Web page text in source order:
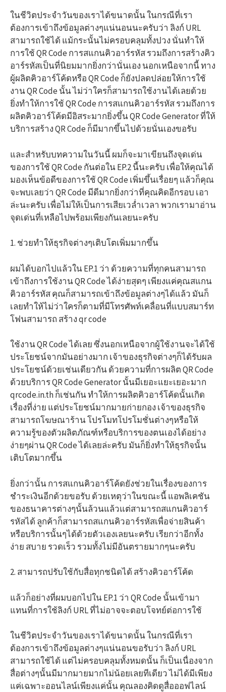
ในชีวิตประจำวันของเราได้ขนาดนั้น ในกรณีที่เรา
ต้องการเข้าถึงข้อมูลต่างๆแน่นอนนะครับว่า ลิงก์ URL
สามารถใช้ได้ แม้กระนั้นไม่ครอบคลุมทั้งปวง นั่นทำให้
การใช้ QR Code การสแกนคิวอาร์รหัส รวมถึงการสร้างคิว
อาร์รหัสเป็นที่นิยมมากยิ่งกว่านั่นเอง นอกเหนือจากนี้ ทาง
ผู้ผลิตคิวอาร์โค้ดหรือ QR Code ก็ยังปลดปล่อยให้การใช้
งาน QR Code นั้น ไม่ว่าใครก็สามารถใช้งานได้เลยด้วย
ยิ่งทำให้การใช้ QR Code การสแกนคิวอาร์รหัส รวมถึงการ
ผลิตคิวอาร์โค้ดมีอิสระมากยิ่งขึ้น QR Code Generator ที่ให้
บริการสร้าง QR Code ก็มีมากขึ้นไปด้วยนั่นเองขอรับ
และสำหรับบทความในวันนี้ ผมก็จะมาเขียนถึงจุดเด่น
ของการใช้ QR Code กันต่อใน EP.2 นี้นะครับ เพื่อให้คุณได้
มองเห็นข้อดีของการใช้ QR Code เพิ่มขึ้นเรื่อยๆ แล้วก็คุณ
จะพบเลยว่า QR Code มีดีมากยิ่งกว่าที่คุณคิดอีกรอบ เอา
ล่ะนะครับ เพื่อไม่ให้เป็นการเสียเวล่ำเวลา พวกเรามาอ่าน
จุดเด่นที่เหลือไปพร้อมเพียงกันเลยนะครับ
1. ช่วยทำให้ธุรกิจต่างๆเติบโตเพิ่มมากขึ้น
ผมได้บอกไปแล้วใน EP.1 ว่า ด้วยความที่ทุกคนสามารถ
เข้าถึงการใช้งาน QR Code ได้ง่ายสุดๆ เพียงแค่คุณสแกน
คิวอาร์รหัส คุณก็สามารถเข้าถึงข้อมูลต่างๆได้แล้ว มันก็
เลยทำให้ไม่ว่าใครก็ตามที่มีโทรศัพท์เคลื่อนที่แบบสมาร์ท
โฟนสามารถ สร้าง qr code
ใช้งาน QR Code ได้เลย ซึ่งนอกเหนือจากผู้ใช้งานจะได้ใช้
ประโยชน์จากมันอย่างมาก เจ้าของธุรกิจต่างๆก็ได้รับผล
ประโยชน์ด้วยเช่นเดียวกัน ด้วยความที่การผลิต QR Code
ด้วยบริการ QR Code Generator นั้นมีเยอะแยะเยอะมาก
qrcode.in.th ก็เช่นกัน ทำให้การผลิตคิวอาร์โค้ดนั้นเกิด
เรื่องที่ง่าย แต่ประโยชน์มากมายก่ายกอง เจ้าของธุรกิจ
สามารถโฆษณาร้าน โปรโมทโปรโมชั่นต่างๆหรือให้
ความรู้ของตัวผลิตภัณฑ์หรือบริการของตนเองได้อย่าง
ง่ายๆผ่าน QR Code ได้เลยล่ะครับ มันก็ยิ่งทำให้ธุรกิจนั้น
เติบโตมากขึ้น
ยิ่งกว่านั้น การสแกนคิวอาร์โค้ดยังช่วยในเรื่องของการ
ชำระเงินอีกด้วยขอรับ ด้วยเหตุว่าในขณะนี้ แอพลิเคชัน
ของธนาคารต่างๆนั้นล้วนแล้วแต่สามารถสแกนคิวอาร์
รหัสได้ ลูกค้าก็สามารถสแกนคิวอาร์รหัสเพื่อจ่ายสินค้า
หรือบริการนั้นๆได้ด้วยตัวเองเลยนะครับ เรียกว่าอีกทั้ง
ง่าย สบาย รวดเร็ว รวมทั้งไม่มีอันตรายมากๆนะครับ
2. สามารถปรับใช้กับสื่อทุกชนิดได้ สร้างคิวอาร์โค้ด
แล้วก็อย่างที่ผมบอกไปใน EP.1 ว่า QR Code นั้นเข้ามา
แทนที่การใช้ลิงก์ URL ที่ไม่อาจจะตอบโจทย์ต่อการใช้
ในชีวิตประจำวันของเราได้ขนาดนั้น ในกรณีที่เรา
ต้องการเข้าถึงข้อมูลต่างๆแน่นอนขอรับว่า ลิงก์ URL
สามารถใช้ได้ แต่ไม่ครอบคลุมทั้งหมดนั้น ก็เป็นเนื่องจาก
สื่อต่างๆนั้นมีมากมายมากไม่น้อยเลยทีเดียว ไม่ได้มีเพียง
แค่เฉพาะออนไลน์เพียงแค่นั้น คุณลองคิดดูสื่อออฟไลน์